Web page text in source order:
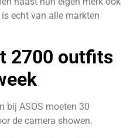
echt van alle markten
2700 outfits
bij ASOS moeten 30
de camera showen.